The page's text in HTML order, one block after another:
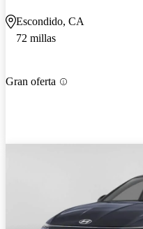
Escondido, CA
72 millas
Gran oferta